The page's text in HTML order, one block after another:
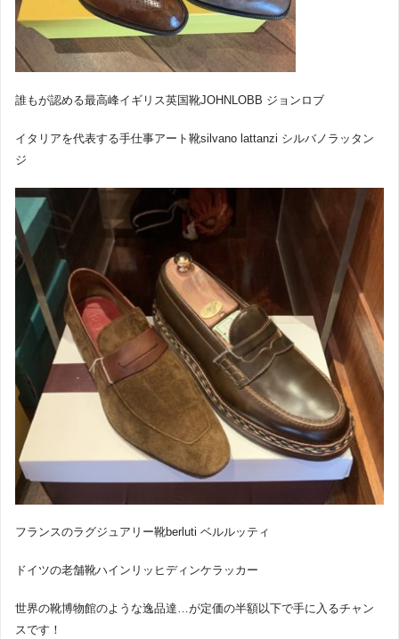
誰もが認める最高峰イギリス英国靴JOHNLOBB ジョンロブ
イタリアを代表する手仕事アート靴silvano lattanzi シルバノラッタン
ジ
フランスのラグジュアリー靴berluti ベルルッティ
ドイツの老舗靴ハインリッヒディンケラッカー
世界の靴博物館のような逸品達…が定価の半額以下で手に入るチャン
スです！